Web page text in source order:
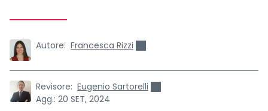
Autore: Francesca Rizzi
Revisore: Eugenio Sartorelli
Agg.: 20 SET, 2024